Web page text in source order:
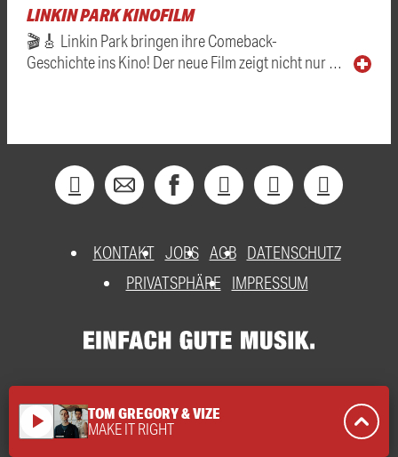
LINKIN PARK KINOFILM
🎬🎸 Linkin Park bringen ihre Comeback-
Geschichte ins Kino! Der neue Film zeigt nicht nur …
KONTAKT JOBS AGB DATENSCHUTZ
PRIVATSPHÄRE
IMPRESSUM
play_arrow TOM GREGORY & VIZE
MAKE IT RIGHT